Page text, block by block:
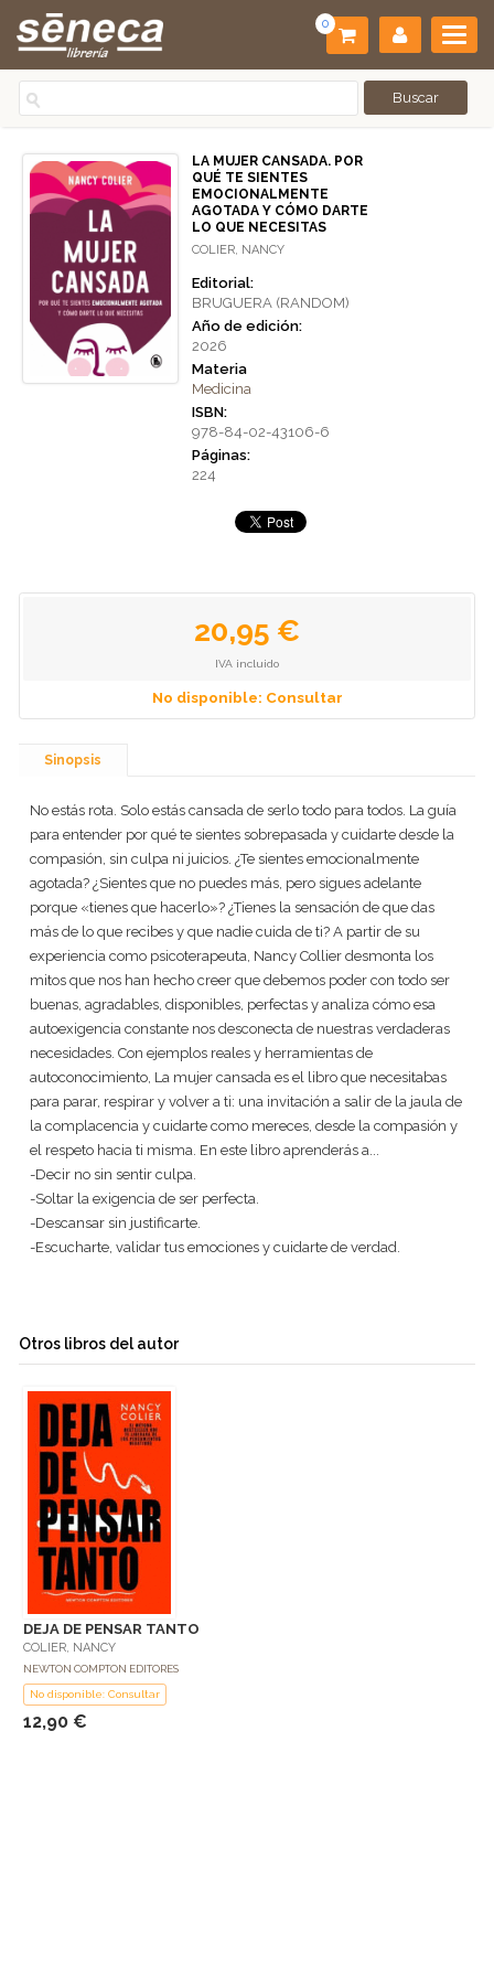
0
LA MUJER CANSADA. POR
QUÉ TE SIENTES
EMOCIONALMENTE
AGOTADA Y CÓMO DARTE
LO QUE NECESITAS
COLIER, NANCY
Editorial:
BRUGUERA (RANDOM)
Año de edición:
2026
Materia
Medicina
ISBN:
978-84-02-43106-6
Páginas:
224
20,95 €
IVA incluido
No disponible: Consultar
Sinopsis
No estás rota. Solo estás cansada de serlo todo para todos. La guía
para entender por qué te sientes sobrepasada y cuidarte desde la
compasión, sin culpa ni juicios. ¿Te sientes emocionalmente
agotada? ¿Sientes que no puedes más, pero sigues adelante
porque «tienes que hacerlo»? ¿Tienes la sensación de que das
más de lo que recibes y que nadie cuida de ti? A partir de su
experiencia como psicoterapeuta, Nancy Collier desmonta los
mitos que nos han hecho creer que debemos poder con todo ser
buenas, agradables, disponibles, perfectas y analiza cómo esa
autoexigencia constante nos desconecta de nuestras verdaderas
necesidades. Con ejemplos reales y herramientas de
autoconocimiento, La mujer cansada es el libro que necesitabas
para parar, respirar y volver a ti: una invitación a salir de la jaula de
la complacencia y cuidarte como mereces, desde la compasión y
el respeto hacia ti misma. En este libro aprenderás a...
-Decir no sin sentir culpa.
-Soltar la exigencia de ser perfecta.
-Descansar sin justificarte.
-Escucharte, validar tus emociones y cuidarte de verdad.
Otros libros del autor
DEJA DE PENSAR TANTO
COLIER, NANCY
NEWTON COMPTON EDITORES
No disponible: Consultar
12,90 €